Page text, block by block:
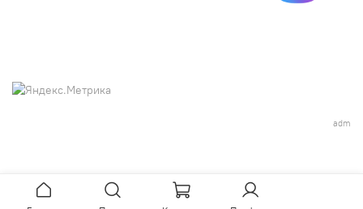
adm